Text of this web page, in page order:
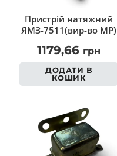
Пристрій натяжний
ЯМЗ-7511(вир-во МР)
1179,66 грн
ДОДАТИ В
КОШИК